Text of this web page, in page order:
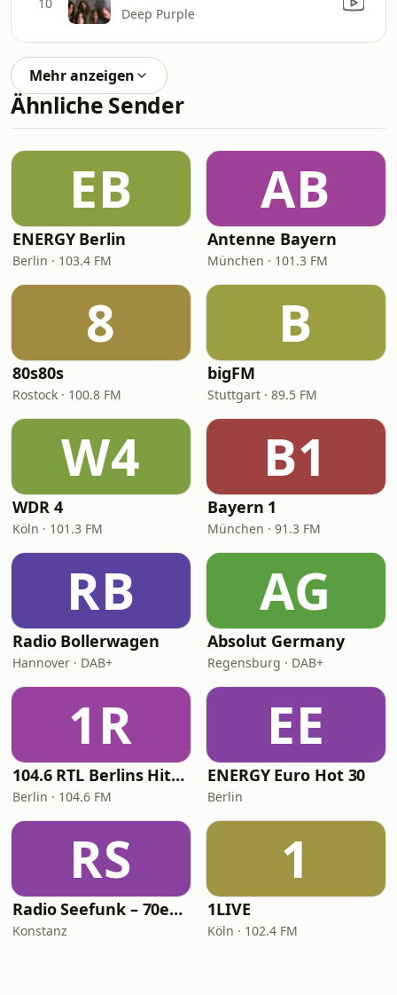
Deep Purple
Mehr anzeigen
Ähnliche Sender
EB
ENERGY Berlin
Berlin · 103.4 FM
AB
Antenne Bayern
München · 101.3 FM
8
80s80s
Rostock · 100.8 FM
B
bigFM
Stuttgart · 89.5 FM
W4
WDR 4
Köln · 101.3 FM
B1
Bayern 1
München · 91.3 FM
RB
Radio Bollerwagen
Hannover · DAB+
AG
Absolut Germany
Regensburg · DAB+
1R
104.6 RTL Berlins Hitradio
Berlin · 104.6 FM
EE
ENERGY Euro Hot 30
Berlin
RS
Radio Seefunk – 70er pur
Konstanz
1
1LIVE
Köln · 102.4 FM